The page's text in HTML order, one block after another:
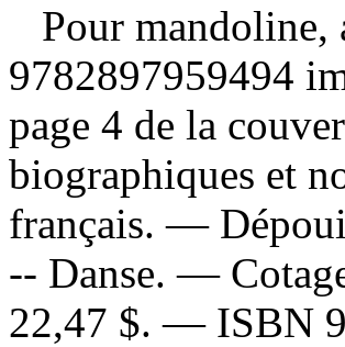
Pour
9782897959494
page 4 de la
biographiques et
français. —
-- Danse. —
22,47 $. — ISBN